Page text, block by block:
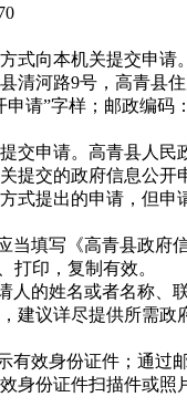
式向本机关提交申请。
清河路9号，高青县
请”字样；邮政编码：
交申请。高青县人民
提交的政府信息公开
式提出的申请，但申
当填写《高青县政府
打印，复制有效。
人的姓名或者名称、
建议详尽提供所需
有效身份证件；通过
身份证件扫描件或照